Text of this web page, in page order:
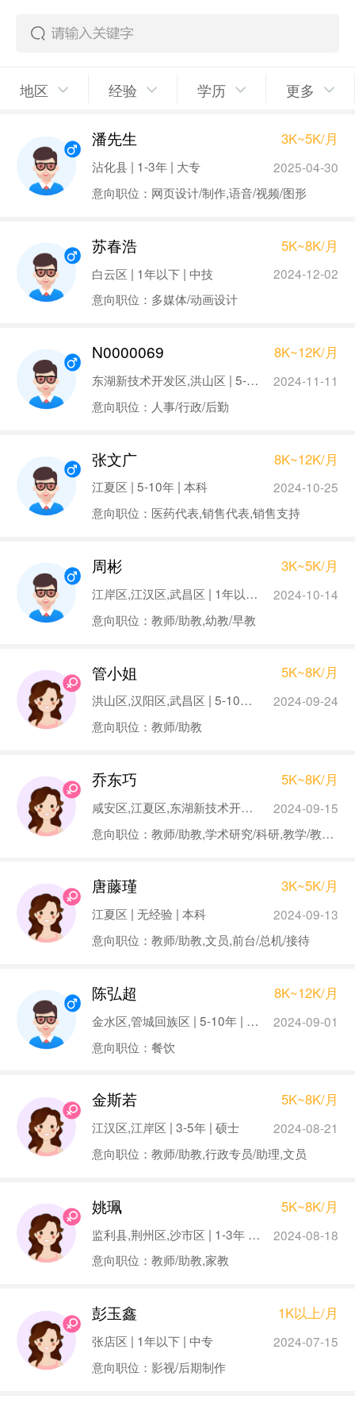
地区 经验 学历 更多
潘先生 3K~5K/月
沾化县 | 1-3年 | 大专
2025-04-30
意向职位：网页设计/制作,语音/视频/图形
苏春浩 5K~8K/月
白云区 | 1年以下 | 中技
2024-12-02
意向职位：多媒体/动画设计
N0000069 8K~12K/月
东湖新技术开发区,洪山区 | 5-10年 | 本科
2024-11-11
意向职位：人事/行政/后勤
张文广 8K~12K/月
江夏区 | 5-10年 | 本科
2024-10-25
意向职位：医药代表,销售代表,销售支持
周彬 3K~5K/月
江岸区,江汉区,武昌区 | 1年以下 | 本科
2024-10-14
意向职位：教师/助教,幼教/早教
管小姐 5K~8K/月
洪山区,汉阳区,武昌区 | 5-10年 | 本科
2024-09-24
意向职位：教师/助教
乔东巧 5K~8K/月
咸安区,江夏区,东湖新技术开发区 | 1-3年 | 硕士
2024-09-15
意向职位：教师/助教,学术研究/科研,教学/教务管理
唐藤瑾 3K~5K/月
江夏区 | 无经验 | 本科
2024-09-13
意向职位：教师/助教,文员,前台/总机/接待
陈弘超 8K~12K/月
金水区,管城回族区 | 5-10年 | 大专
2024-09-01
意向职位：餐饮
金斯若 5K~8K/月
江汉区,江岸区 | 3-5年 | 硕士
2024-08-21
意向职位：教师/助教,行政专员/助理,文员
姚珮 5K~8K/月
监利县,荆州区,沙市区 | 1-3年 | 本科
2024-08-18
意向职位：教师/助教,家教
彭玉鑫 1K以上/月
张店区 | 1年以下 | 中专
2024-07-15
意向职位：影视/后期制作